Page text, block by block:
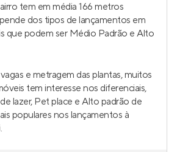
tem em média 166 metros
dos tipos de lançamentos em
que podem ser Médio Padrão e Alto
e metragem das plantas, muitos
tem interesse nos diferenciais,
lazer, Pet place e Alto padrão de
populares nos lançamentos à